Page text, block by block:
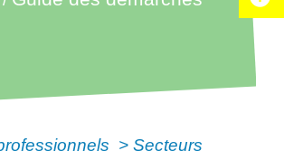
> Secteurs